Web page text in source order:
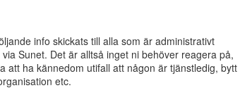
info skickats till alla som är administrativt
Sunet. Det är alltså inget ni behöver reagera på,
att ha kännedom utifall att någon är tjänstledig, bytt
etc.